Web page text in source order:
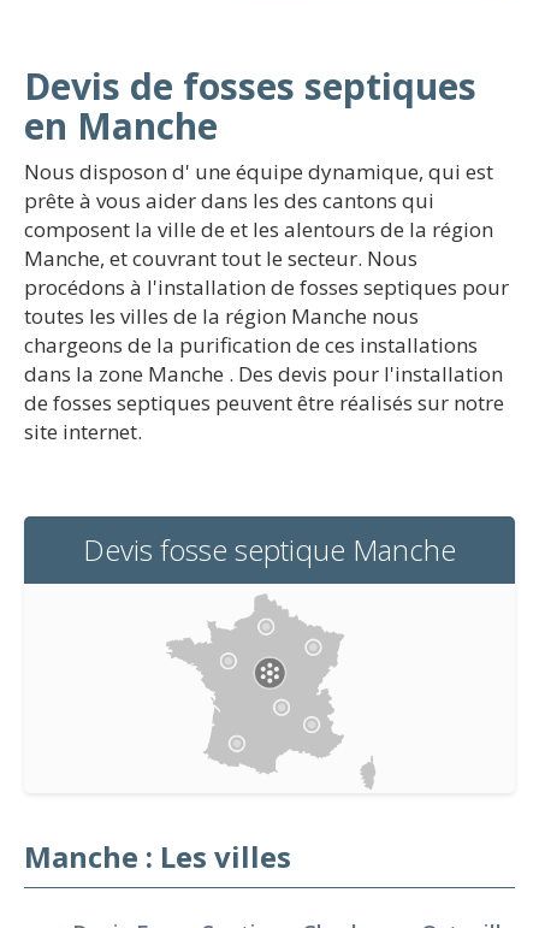
Devis de fosses septiques
en Manche
Nous disposon d' une équipe dynamique, qui est
prête à vous aider dans les des cantons qui
composent la ville de et les alentours de la région
Manche, et couvrant tout le secteur. Nous
procédons à l'installation de fosses septiques pour
toutes les villes de la région Manche nous
chargeons de la purification de ces installations
dans la zone Manche . Des devis pour l'installation
de fosses septiques peuvent être réalisés sur notre
site internet.
Devis fosse septique Manche
Manche : Les villes